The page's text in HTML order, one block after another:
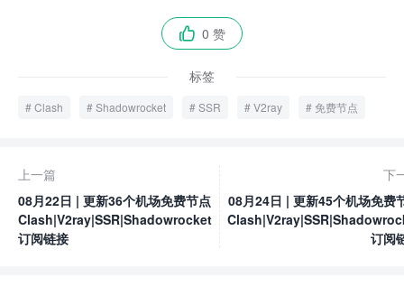
 0 赞
标签
Clash Shadowrocket SSR V2ray 免费节点
上一篇
08月22日 | 更新36个机场免费节点
Clash|V2ray|SSR|Shadowrocket
订阅链接
下
08月24日 | 更新45个机场免费
订阅